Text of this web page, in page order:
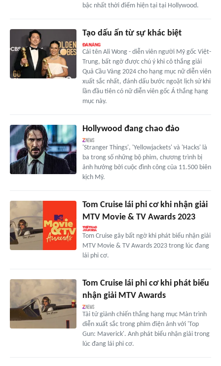
bậc nhất thời điểm hiện tại tại Hollywood.
Tạo dấu ấn từ sự khác biệt
Cái tên Ali Wong - diễn viên người Mỹ gốc Việt-
Trung, bất ngờ được chú ý khi cô thắng giải
Quả Cầu Vàng 2024 cho hạng mục nữ diễn viên
xuất sắc nhất, đánh dấu bước ngoặt lịch sử khi
lần đầu tiên có nữ diễn viên gốc Á thắng hạng
mục này.
Hollywood đang chao đảo
'Stranger Things', 'Yellowjackets' và 'Hacks' là
ba trong số những bộ phim, chương trình bị
ảnh hưởng bởi cuộc đình công của 11.500 biên
kịch Mỹ.
Tom Cruise lái phi cơ khi nhận giải
MTV Movie & TV Awards 2023
Tom Cruise gây bất ngờ khi phát biểu nhận giải
MTV Movie & TV Awards 2023 trong lúc đang
lái phi cơ.
Tom Cruise lái phi cơ khi phát biểu
nhận giải MTV Awards
Tài tử giành chiến thắng hạng mục Màn trình
diễn xuất sắc trong phim điện ảnh với 'Top
Gun: Maverick'. Anh phát biểu nhận giải trong
lúc đang lái phi cơ.